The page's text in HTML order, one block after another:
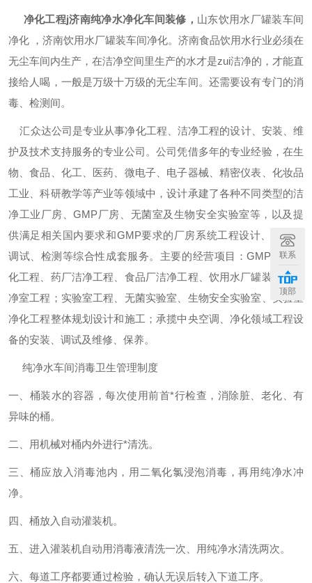
净化工程j济南纯净水净化车间装修 ， 山东饮用水厂罐装车间
净化 ，济南饮用水厂罐装车间净化。济南食品饮用水行业必须在
无尘车间内生产，在洁净空间里生产的水才是zui洁净的，才能直
接给人喝，一般是万级十万级的无尘车间。还需要设有专门的消
毒、检测间。
汇众达公司是专业从事净化工程、洁净工程的设计、安装、维
护及技术支持服务的专业公司。公司凭借多年的专业经验，在生
物、食品、化工、医药、微电子、电子器械、精密仪表、化妆品
工业、科研教学等产业等领域中，设计承建了各种不同类型的洁
净工业厂房、GMP厂房、无菌室及生物安全实验室等，以及提
供满足相关国内要求和GMP要求的厂房系统工程设计、安装、
调试、检测等综合性成套服务。主要的经营项目：GMP厂房净
化工程、药厂洁净工程、食品厂洁净工程、饮用水厂罐装车间洁
净室工程；实验室工程、无菌实验室、生物安全实验室、实验室
净化工程整体规划设计和施工；承揽中央空调、净化领域工程设
备的安装、调试及维修、保养。
纯净水车间消毒卫生管理制度
一、桶装水的容器，每次使用前首*行检查，消除脏、老化、有
异味的桶。
二、用机械对桶内外进行*清洗。
三、桶应放入消毒池内，用二氧化氯浸泡消毒，再用纯净水冲
净。
四、桶放入自动灌装机。
五、进入灌装机自动用消毒液清洗一次、用纯净水清洗两次。
六、每道工序都要通过检验，确认无误后转入下道工序。
联系
顶部